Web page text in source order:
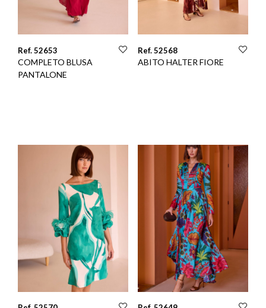
Ref. 52653
COMPLETO BLUSA
PANTALONE
Ref. 52568
ABITO HALTER FIORE